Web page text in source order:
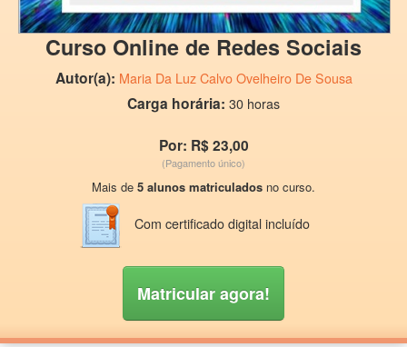
Curso Online de Redes Sociais
Autor(a): Maria Da Luz Calvo Ovelheiro De Sousa
Carga horária: 30 horas
Por: R$ 23,00
(Pagamento único)
Mais de 5 alunos matriculados no curso.
Com certificado digital incluído
Matricular agora!